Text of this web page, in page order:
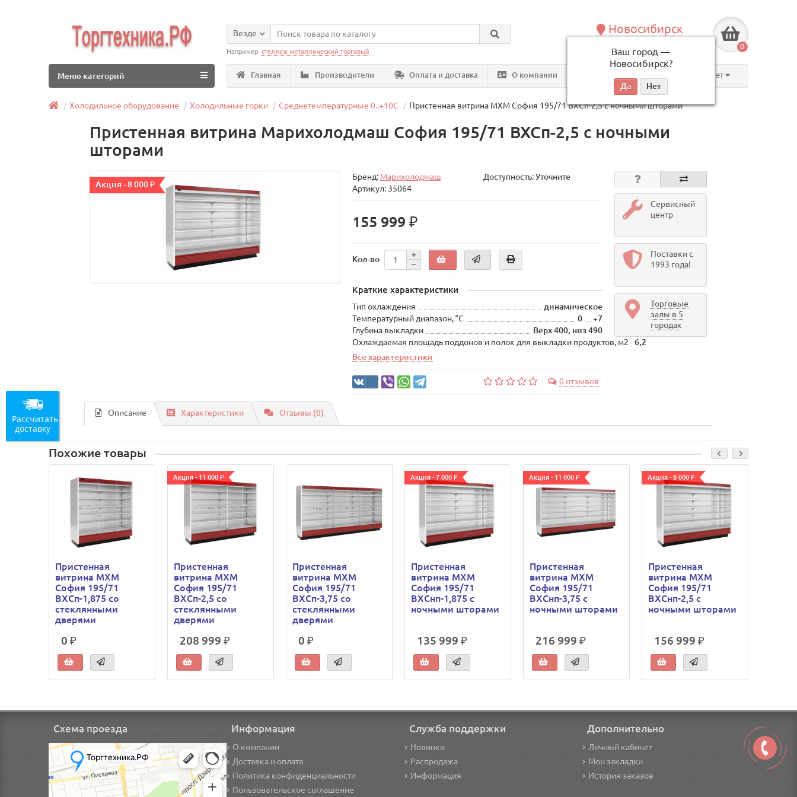
Новосибирск
Ваш город —
Новосибирск?
по будням, с 09:00 до 18:00
0
Везде
Например:стеллаж металлический торговый
Главная Производители Оплата и доставка О компании Личный кабинет
Меню категорий
Холодильное оборудование Холодильные горки Среднетемпературные 0..+10C Пристенная витрина МХМ София 195/71 ВХСп-2,5 с ночными шторами
Пристенная витрина Марихолодмаш София 195/71 ВХСп-2,5 с ночными
шторами
Акция - 8 000 ₽
Бренд: Марихолодмаш
Доступность: Уточните
Артикул: 35064
155 999 ₽
Кол-во
Краткие характеристики
Тип охлаждения
динамическое
Температурный диапазон, °С
0….+7
Глубина выкладки
Верх 400, низ 490
Охлаждаемая площадь поддонов и полок для выкладки продуктов, м2
6,2
Все характеристики
0 отзывов
Сервисный
центр
Поставки с
1993 года!
Торговые
залы в 5
городах
Описание Характеристики Отзывы (0)
Похожие товары
Пристенная
витрина МХМ
София 195/71
ВХСп-1,875 со
стеклянными
дверями
0 ₽
Акция - 11 000 ₽
Пристенная
витрина МХМ
София 195/71
ВХСп-2,5 со
стеклянными
дверями
208 999 ₽
Пристенная
витрина МХМ
София 195/71
ВХСп-3,75 со
стеклянными
дверями
0 ₽
Акция - 7 000 ₽
Пристенная
витрина МХМ
София 195/71
ВХСнп-1,875 с
ночными шторами
135 999 ₽
Акция - 11 000 ₽
Пристенная
витрина МХМ
София 195/71
ВХСнп-3,75 с
ночными шторами
216 999 ₽
Акция - 8 000 ₽
Пристенная
витрина МХМ
София 195/71
ВХСнп-2,5 с
ночными шторами
156 999 ₽
Схема проезда Информация
О компании
Доставка и оплата
Политика конфиденциальности
Пользовательское соглашение
Служба поддержки
Новинки
Распродажа
Информация
Дополнительно
Личный кабинет
Мои закладки
История заказов
Рассчитать
доставку